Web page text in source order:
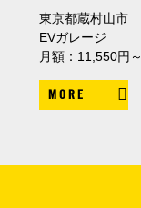
東京都蔵村山市
EVガレージ
月額：11,550円～
MORE